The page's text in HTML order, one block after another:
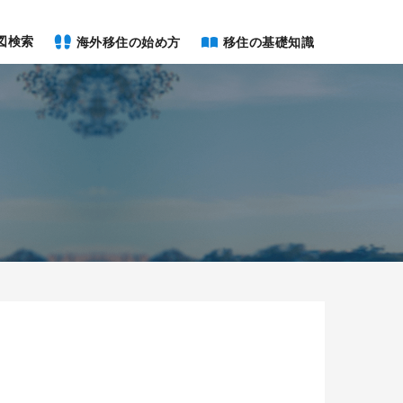
検索 海外移住の始め方 移住の基礎知識